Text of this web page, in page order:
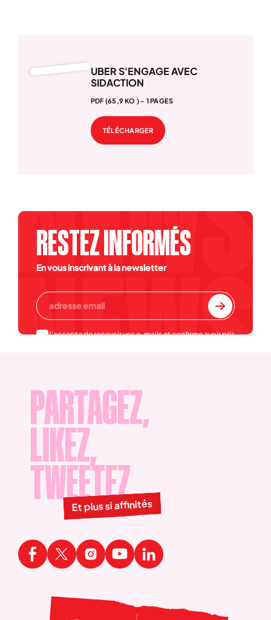
UBER S'ENGAGE AVEC
SIDACTION
PDF (65,9 KO ) - 1 PAGES
TÉLÉCHARGER
RESTEZ INFORMÉS
En vous inscrivant à la newsletter
J'accepte de recevoir vos e-mails et confirme avoir pris
PARTAGEZ,
LIKEZ,
TWEETEZ
Et plus si affinités